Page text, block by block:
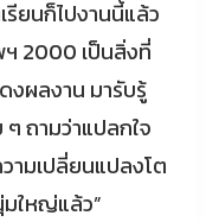
ยนก็ไปงานนี้แล้ว
2000 เป็นสิ่งที่
งผลงาน มารับรู้
ถามว่าแปลกใจ
วามเปลี่ยนแปลงโต
ใหญ่แล้ว”